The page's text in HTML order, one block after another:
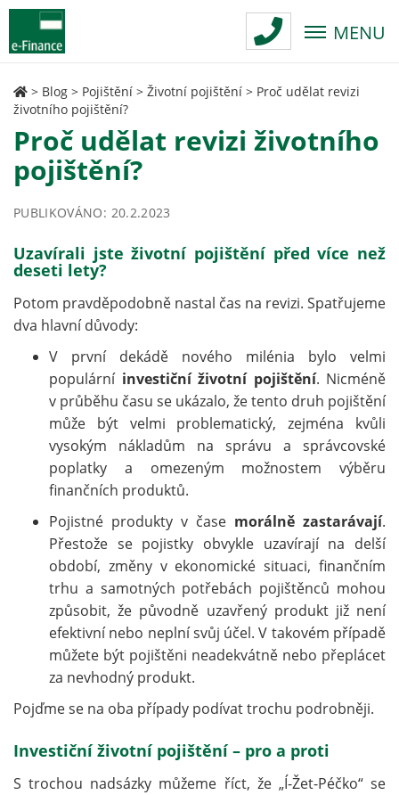
MENU
> Blog > Pojištění > Životní pojištění > Proč udělat revizi
životního pojištění?
Proč udělat revizi životního
pojištění?
PUBLIKOVÁNO: 20.2.2023
Uzavírali jste životní pojištění před více než
deseti lety?
Potom pravděpodobně nastal čas na revizi. Spatřujeme
dva hlavní důvody:
V první dekádě nového milénia bylo velmi
populární investiční životní pojištění. Nicméně
v průběhu času se ukázalo, že tento druh pojištění
může být velmi problematický, zejména kvůli
vysokým nákladům na správu a správcovské
poplatky a omezeným možnostem výběru
finančních produktů.
Pojistné produkty v čase morálně zastarávají.
Přestože se pojistky obvykle uzavírají na delší
období, změny v ekonomické situaci, finančním
trhu a samotných potřebách pojištěnců mohou
způsobit, že původně uzavřený produkt již není
efektivní nebo neplní svůj účel. V takovém případě
můžete být pojištěni neadekvátně nebo přeplácet
za nevhodný produkt.
Pojďme se na oba případy podívat trochu podrobněji.
Investiční životní pojištění – pro a proti
S trochou nadsázky můžeme říct, že „Í-Žet-Péčko“ se